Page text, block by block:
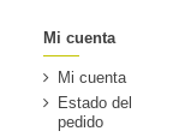
Mi cuenta
Mi cuenta
Estado del
pedido